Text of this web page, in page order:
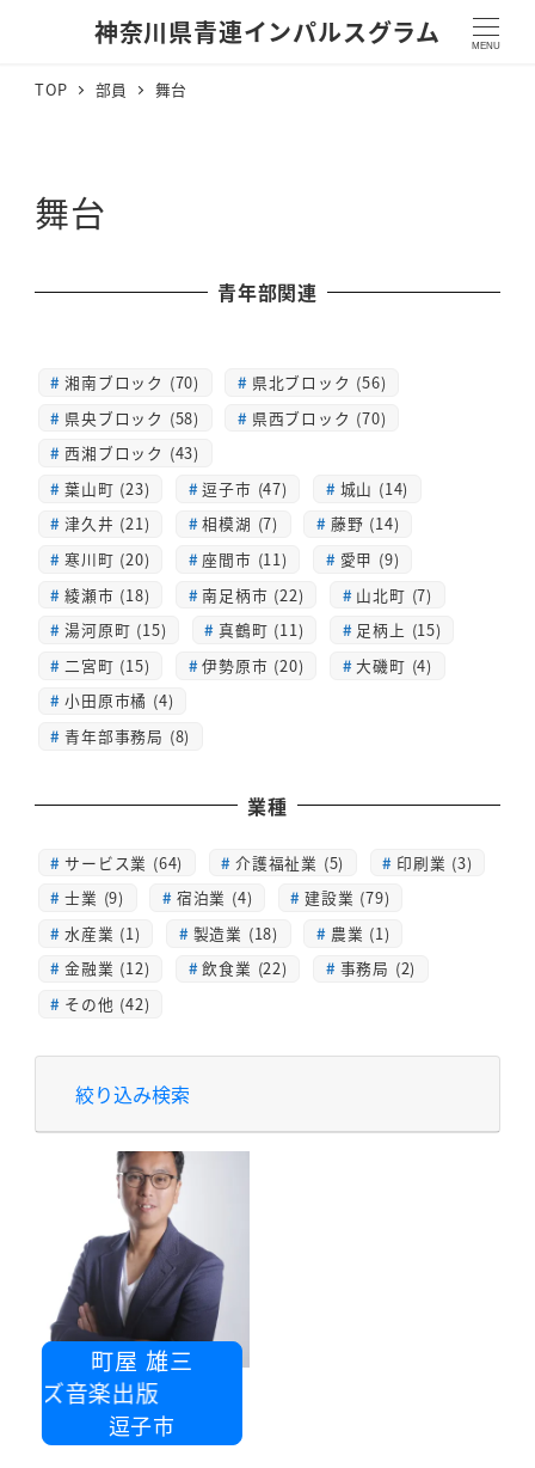
神奈川県青連インパルスグラム MENU
TOP 部員 舞台
舞台
青年部関連
湘南ブロック (70)
県北ブロック (56)
県央ブロック (58)
県西ブロック (70)
西湘ブロック (43)
葉山町 (23)
逗子市 (47)
城山 (14)
津久井 (21)
相模湖 (7)
藤野 (14)
寒川町 (20)
座間市 (11)
愛甲 (9)
綾瀬市 (18)
南足柄市 (22)
山北町 (7)
湯河原町 (15)
真鶴町 (11)
足柄上 (15)
二宮町 (15)
伊勢原市 (20)
大磯町 (4)
小田原市橘 (4)
青年部事務局 (8)
業種
サービス業 (64) 介護福祉業 (5)
印刷業 (3)
士業 (9)
宿泊業 (4)
建設業 (79)
水産業 (1)
製造業 (18)
農業 (1)
金融業 (12)
飲食業 (22)
事務局 (2)
その他 (42)
絞り込み検索
町屋 雄三
ズ音楽出版
逗子市